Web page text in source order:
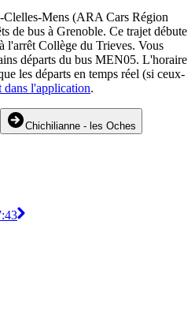
Mens (ARA Cars Région
de bus à Grenoble. Ce trajet débute
l'arrêt Collège du Trieves. Vous
départs du bus MEN05. L'horaire
les départs en temps réel (si ceux-
dans l'application.
Chichilianne - les Oches